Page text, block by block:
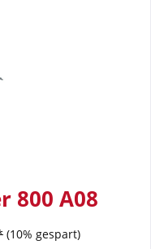
800 A08
(10% gespart)